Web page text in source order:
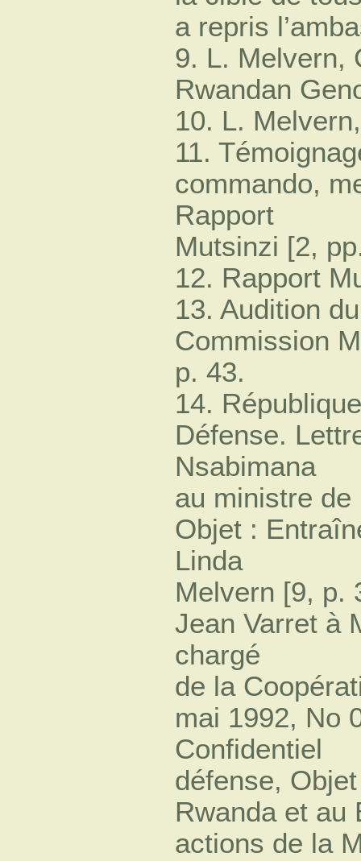
a repris
9. L. Melvern,
Rwandan
10. L.
11.
commando,
Rapport
Mutsinzi [2,
12. Rapport
13. Audition
Commission
p. 43.
14.
Défense.
Nsabimana
au ministre
Objet :
Linda
Melvern [9, p.
Jean Varret à
chargé
de la
mai 1992, No
Confidentiel
défense,
Rwanda et au
actions de la